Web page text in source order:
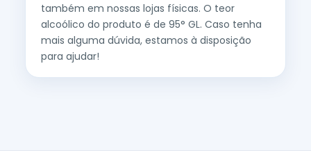
também em nossas lojas físicas. O teor
alcoólico do produto é de 95° GL. Caso tenha
mais alguma dúvida, estamos à disposição
para ajudar!